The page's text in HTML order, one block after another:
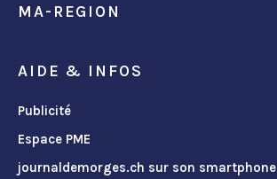
MA-REGION
AIDE & INFOS
Publicité
Espace PME
journaldemorges.ch sur son smartphone